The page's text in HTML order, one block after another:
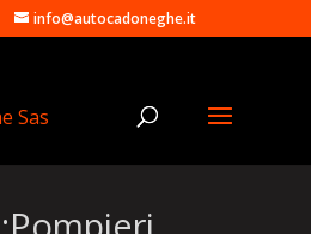
info@autocadoneghe.it